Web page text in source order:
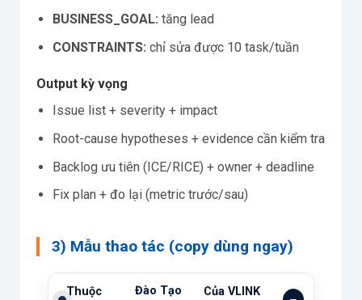
BUSINESS_GOAL: tăng lead
CONSTRAINTS: chỉ sửa được 10 task/tuần
Output kỳ vọng
Issue list + severity + impact
Root-cause hypotheses + evidence cần kiểm tra
Backlog ưu tiên (ICE/RICE) + owner + deadline
Fix plan + đo lại (metric trước/sau)
3) Mẫu thao tác (copy dùng ngay)
Thuộc
Đào Tạo
Của VLINK